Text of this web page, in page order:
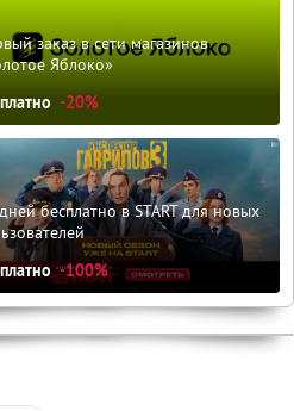
заказ в сети магазинов
Яблоко»
-20%
бесплатно в START для новых
-100%